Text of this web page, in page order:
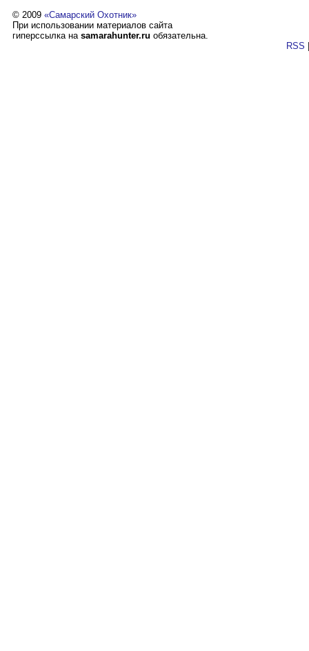
© 2009 «Самарский Охотник»
При использовании материалов сайта
гиперссылка на samarahunter.ru обязательна.
RSS